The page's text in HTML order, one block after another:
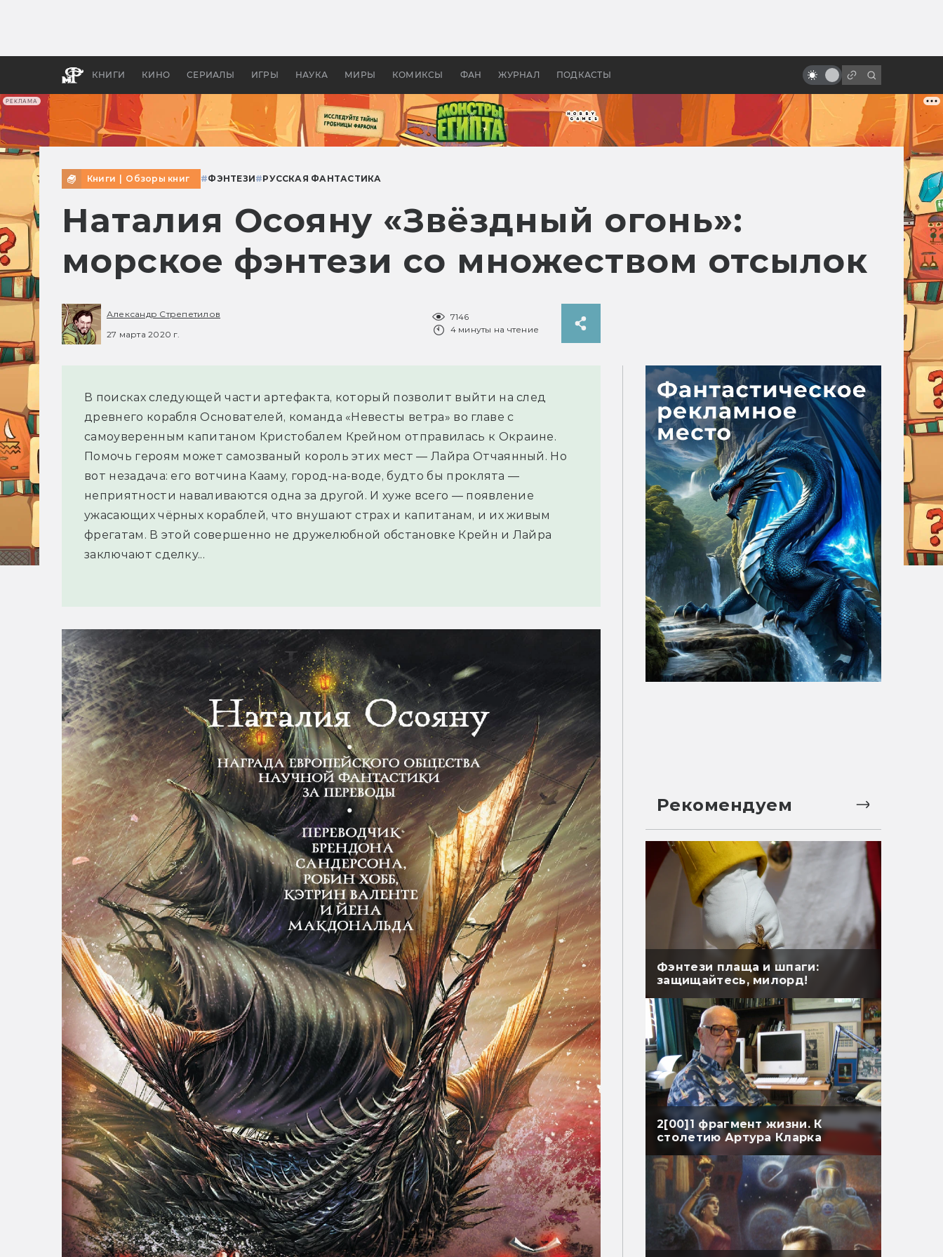
РЕКЛАМА
КНИГИ КИНО СЕРИАЛЫ ИГРЫ НАУКА МИРЫ КОМИКСЫ ФАН ЖУРНАЛ ПОДКАСТЫ
апокалипсис, в России —
бы «Властелина колец»
мифов и легенд
Книги Обзоры книг #ФЭНТЕЗИ#РУССКАЯ ФАНТАСТИКА
Наталия Осояну «Звёздный огонь»:
морское фэнтези со множеством отсылок
Александр Стрепетилов
27 марта 2020 г.
7146
4 минуты на чтение
В поисках следующей части артефакта, который позволит выйти на след
древнего корабля Основателей, команда «Невесты ветра» во главе с
самоуверенным капитаном Кристобалем Крейном отправилась к Окраине.
Помочь героям может самозваный король этих мест — Лайра Отчаянный. Но
вот незадача: его вотчина Кааму, город-на-воде, будто бы проклята —
неприятности наваливаются одна за другой. И хуже всего — появление
ужасающих чёрных кораблей, что внушают страх и капитанам, и их живым
фрегатам. В этой совершенно не дружелюбной обстановке Крейн и Лайра
заключают сделку...
Рекомендуем
Фэнтези плаща и шпаги:
защищайтесь, милорд!
2[00]1 фрагмент жизни. К
столетию Артура Кларка